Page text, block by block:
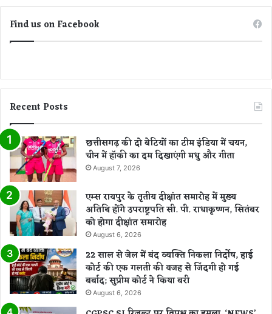
Find us on Facebook
Recent Posts
छत्तीसगढ़ की दो बेटियों का टीम इंडिया में चयन,
चीन में हॉकी का दम दिखाएंगी मधु और गीता
August 7, 2026
एम्स रायपुर के तृतीय दीक्षांत समारोह में मुख्य
अतिथि होंगे उपराष्ट्रपति सी. पी. राधाकृष्णन, सितंबर
को होगा दीक्षांत समारोह
August 6, 2026
22 साल से जेल में बंद व्यक्ति निकला निर्दोष, हाई
कोर्ट की एक गलती की वजह से जिंदगी हो गई
बर्बाद; सुप्रीम कोर्ट ने किया बरी
August 6, 2026